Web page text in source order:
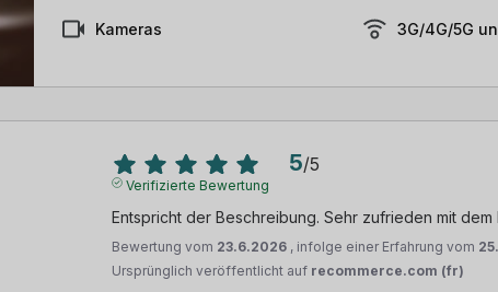
Kameras 3G/4G/5G
5/5
Verifizierte Bewertung
Entspricht der Beschreibung. Sehr zufrieden mit dem
Bewertung vom 23.6.2026 , infolge einer Erfahrung vom
Ursprünglich veröffentlicht auf recommerce.com (fr)